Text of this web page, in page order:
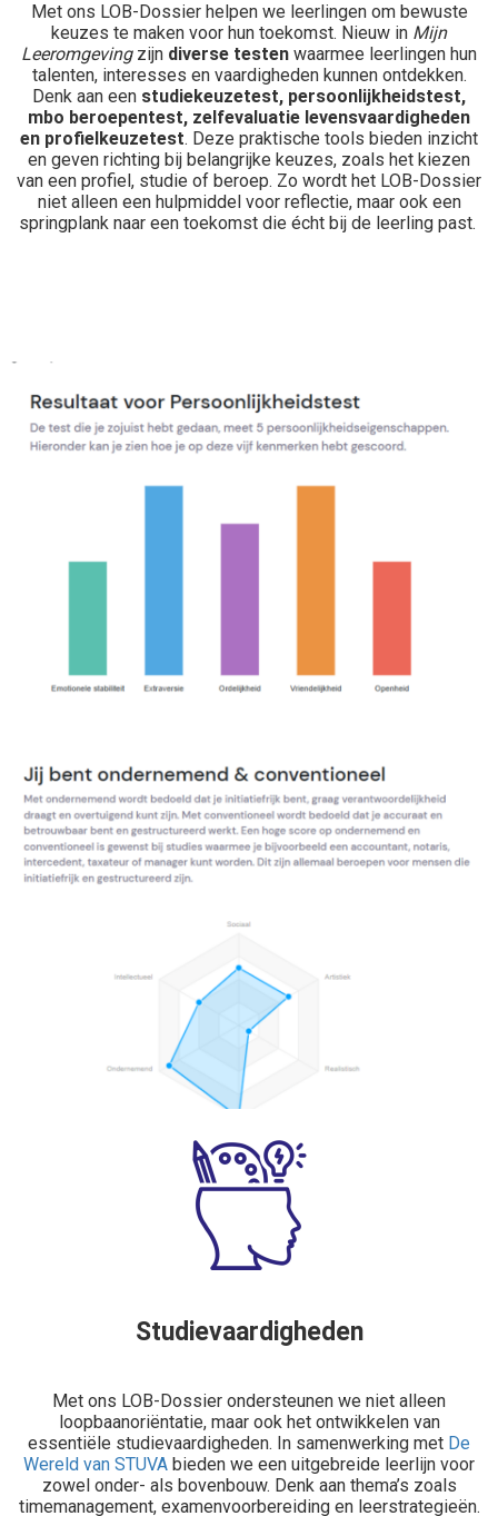
Met ons LOB-Dossier helpen we leerlingen om bewuste
keuzes te maken voor hun toekomst. Nieuw in Mijn
Leeromgevingzijn diverse testen waarmee leerlingen hun
talenten, interesses en vaardigheden kunnen ontdekken.
Denk aan een studiekeuzetest, persoonlijkheidstest,
mbo beroepentest, zelfevaluatie levensvaardigheden
en profielkeuzetest. Deze praktische tools bieden inzicht
en geven richting bij belangrijke keuzes, zoals het kiezen
van een profiel, studie of beroep. Zo wordt het LOB-Dossier
niet alleen een hulpmiddel voor reflectie, maar ook een
springplank naar een toekomst die écht bij de leerling past.
Studievaardigheden
Met ons LOB-Dossier ondersteunen we niet alleen
loopbaanoriëntatie, maar ook het ontwikkelen van
essentiële studievaardigheden. In samenwerking met De
Wereld van STUVA bieden we een uitgebreide leerlijn voor
zowel onder- als bovenbouw. Denk aan thema’s zoals
timemanagement, examenvoorbereiding en leerstrategieën.